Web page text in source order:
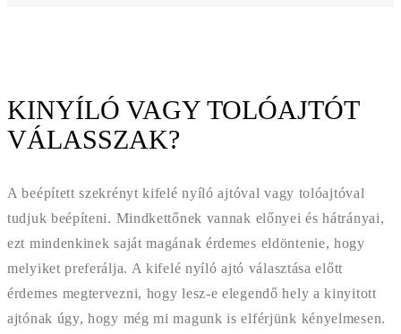
KINYÍLÓ VAGY TOLÓAJTÓT
VÁLASSZAK?
A beépített szekrényt kifelé nyíló ajtóval vagy tolóajtóval
tudjuk beépíteni. Mindkettőnek vannak előnyei és hátrányai,
ezt mindenkinek saját magának érdemes eldöntenie, hogy
melyiket preferálja. A kifelé nyíló ajtó választása előtt
érdemes megtervezni, hogy lesz-e elegendő hely a kinyitott
ajtónak úgy, hogy még mi magunk is elférjünk kényelmesen.